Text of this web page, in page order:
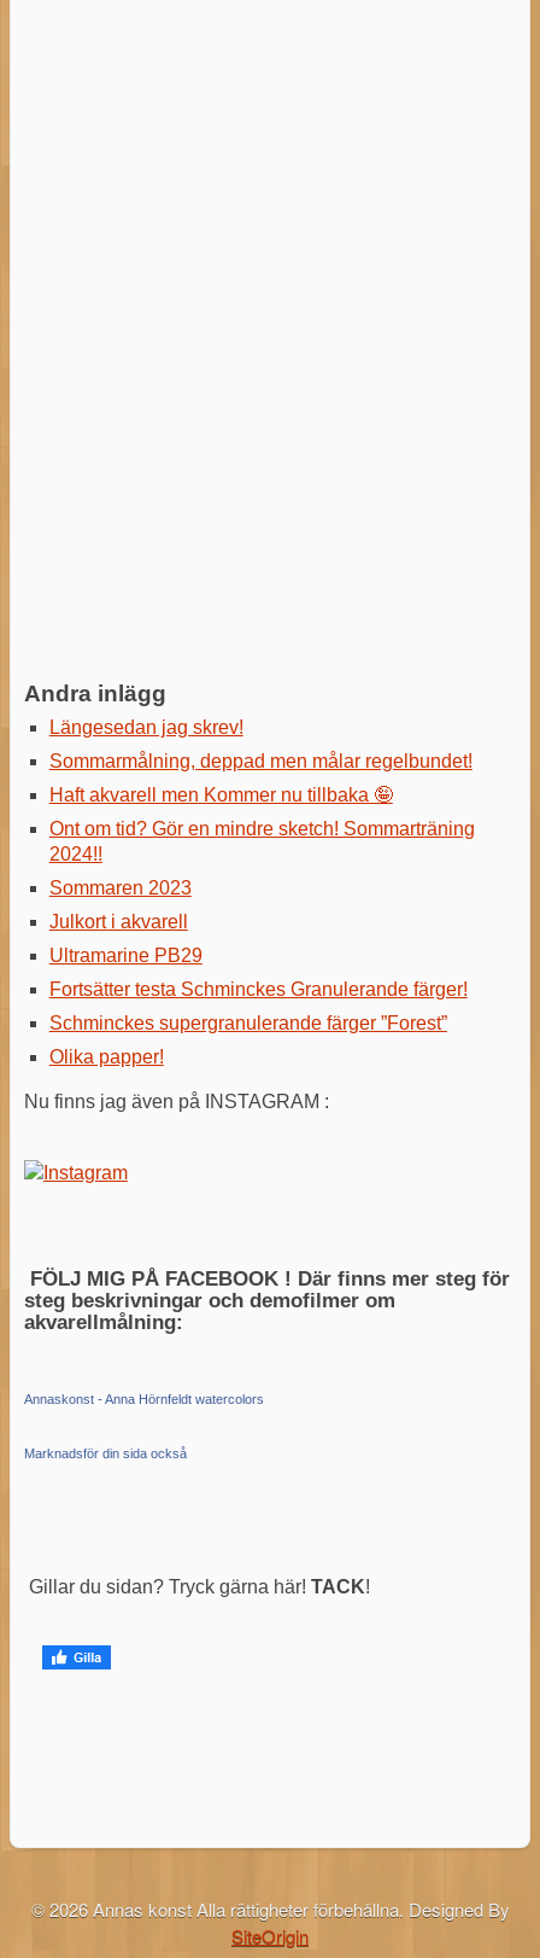
Andra inlägg
Längesedan jag skrev!
Sommarmålning, deppad men målar regelbundet!
Haft akvarell men Kommer nu tillbaka 🤪
Ont om tid? Gör en mindre sketch! Sommarträning
2024!!
Sommaren 2023
Julkort i akvarell
Ultramarine PB29
Fortsätter testa Schminckes Granulerande färger!
Schminckes supergranulerande färger ”Forest”
Olika papper!
Nu finns jag även på INSTAGRAM :
FÖLJ MIG PÅ FACEBOOK ! Där finns mer steg för
steg beskrivningar och demofilmer om
akvarellmålning:
Annaskonst - Anna Hörnfeldt watercolors
Marknadsför din sida också
Gillar du sidan? Tryck gärna här! TACK!
© 2026 Annas konst Alla rättigheter förbehållna. Designed By
SiteOrigin